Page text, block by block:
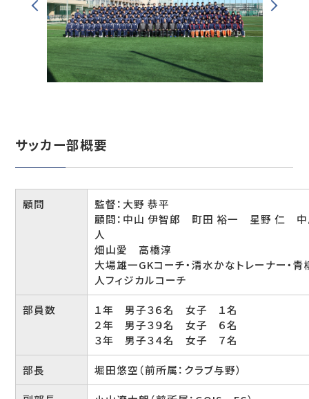
サッカー部概要
顧問
監督：大野 恭平
顧問：中山 伊智郎 町田 裕一 星野 仁 中
人
畑山愛 高橋淳
大場雄一GKコーチ・清水かなトレーナー・青
人フィジカルコーチ
部員数
１年 男子３６名 女子 １名
２年 男子３９名 女子 ６名
３年 男子３４名 女子 ７名
部長 堀田悠空（前所属：クラブ与野）